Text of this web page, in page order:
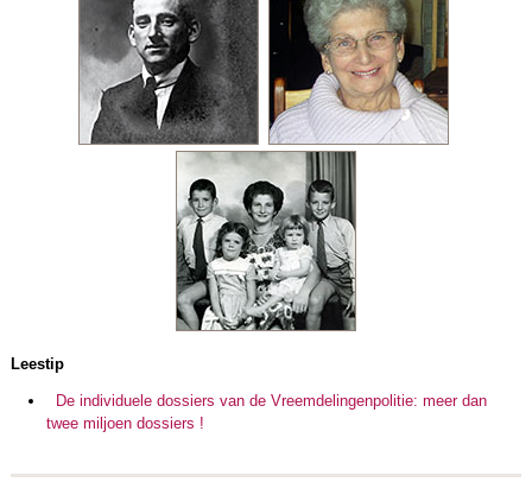
Leestip
De individuele dossiers van de Vreemdelingenpolitie: meer dan
twee miljoen dossiers !